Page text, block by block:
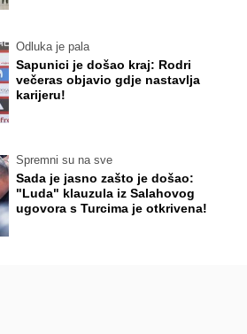
Odluka je pala
Sapunici je došao kraj: Rodri
večeras objavio gdje nastavlja
karijeru!
Spremni su na sve
Sada je jasno zašto je došao:
"Luda" klauzula iz Salahovog
ugovora s Turcima je otkrivena!